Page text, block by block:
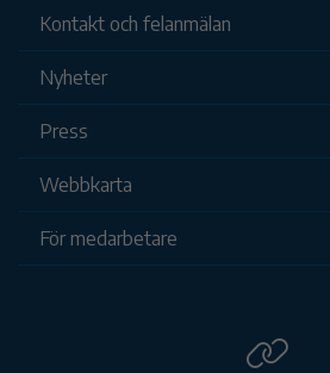
Kontakt och felanmälan
Nyheter
Press
Webbkarta
För medarbetare